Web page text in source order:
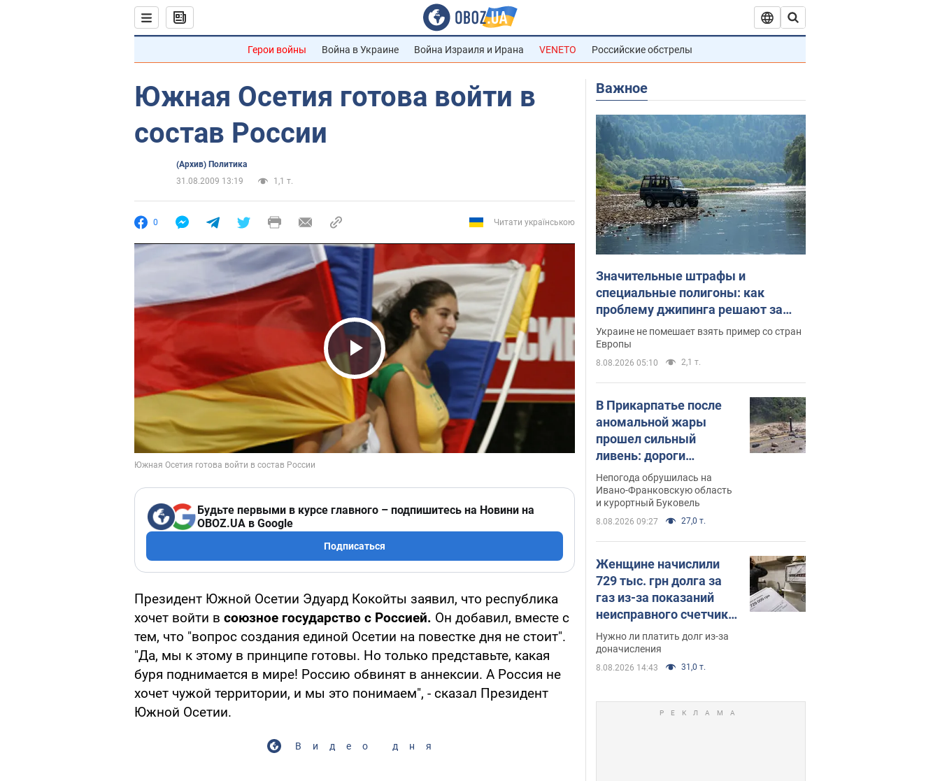
Герои войны Война в Украине Война Израиля и Ирана VENETO Российские обстрелы
Южная Осетия готова войти в
состав России
(Архив) Политика
31.08.2009 13:19
1,1 т.
0 Читати українською
Play Video
Будьте первыми в курсе главного – подпишитесь на Новини на
OBOZ.UA в Google
Подписаться
Президент Южной Осетии Эдуард Кокойты заявил, что республика
хочет войти в союзное государство с Россией. Он добавил, вместе с
тем, что "вопрос создания единой Осетии на повестке дня не стоит".
"Да, мы к этому в принципе готовы. Но только представьте, какая
буря поднимается в мире! Россию обвинят в аннексии. А Россия не
хочет чужой территории, и мы это понимаем", - сказал Президент
Южной Осетии.
Видео дня
Важное
Значительные штрафы и
специальные полигоны: как
проблему джипинга решают за
границей
Украине не помешает взять пример со стран
Европы
8.08.2026 05:10 2,1 т.
В Прикарпатье после
аномальной жары
прошел сильный
ливень: дороги
превратились в реки.
Видео
Непогода обрушилась на
Ивано-Франковскую область
и курортный Буковель
8.08.2026 09:27 27,0 т.
Женщине начислили
729 тыс. грн долга за
газ из-за показаний
неисправного счетчика:
судья вынес
неожиданное решение
Нужно ли платить долг из-за
доначисления
8.08.2026 14:43 31,0 т.